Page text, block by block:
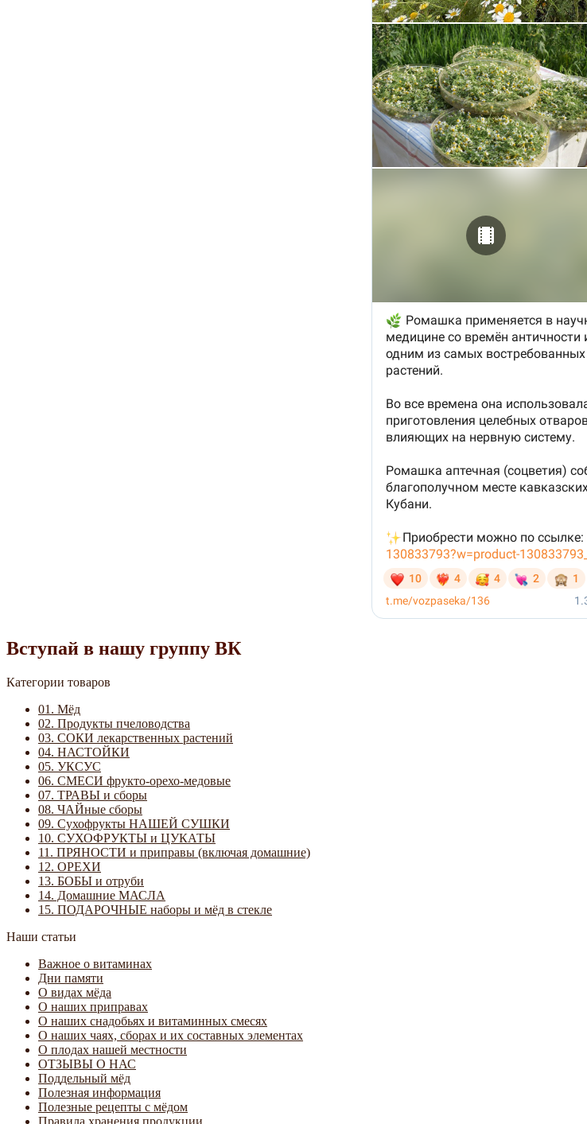
Вступай в нашу группу ВК
Категории товаров
01. Мёд
02. Продукты пчеловодства
03. СОКИ лекарственных растений
04. НАСТОЙКИ
05. УКСУС
06. СМЕСИ фрукто-орехо-медовые
07. ТРАВЫ и сборы
08. ЧАЙные сборы
09. Сухофрукты НАШЕЙ СУШКИ
10. СУХОФРУКТЫ и ЦУКАТЫ
11. ПРЯНОСТИ и приправы (включая домашние)
12. ОРЕХИ
13. БОБЫ и отруби
14. Домашние МАСЛА
15. ПОДАРОЧНЫЕ наборы и мёд в стекле
Наши статьи
Важное о витаминах
Дни памяти
О видах мёда
О наших приправах
О наших снадобьях и витаминных смесях
О наших чаях, сборах и их составных элементах
О плодах нашей местности
ОТЗЫВЫ О НАС
Поддельный мёд
Полезная информация
Полезные рецепты с мёдом
Правила хранения продукции